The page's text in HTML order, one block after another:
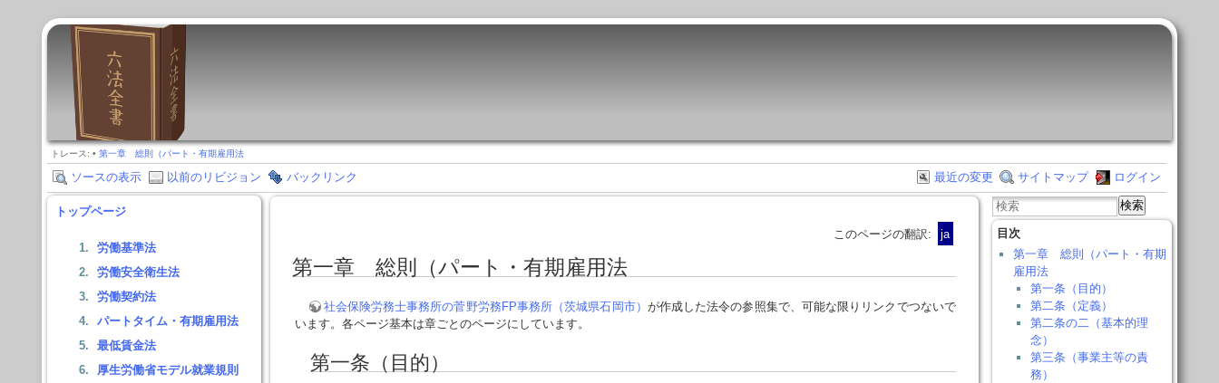
トレース: • 第一章 総則（パート・有期雇用法
ソースの表示 以前のリビジョン バックリンク 最近の変更 サイトマップ ログイン
トップページ
労働基準法
労働安全衛生法
労働契約法
パートタイム・有期雇用法
最低賃金法
厚生労働省モデル就業規則
このページの翻訳: ja
第一章 総則（パート・有期雇用法
社会保険労務士事務所の菅野労務FP事務所（茨城県石岡市） が作成した法令の参照集で、可能な限りリンクでつないで
います。各ページ基本は章ごとのページにしています。
第一条（目的）
検索
目次
第一章 総則（パート・有期
雇用法
第一条（目的）
第二条（定義）
第二条の二（基本的理
念）
第三条（事業主等の責
務）